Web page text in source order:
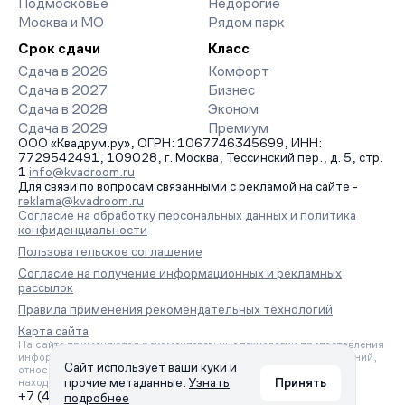
Подмосковье
Москва и МО
Недорогие
Рядом парк
Срок сдачи
Сдача в 2026
Сдача в 2027
Сдача в 2028
Сдача в 2029
Класс
Комфорт
Бизнес
Эконом
Премиум
ООО «Квадрум.ру», ОГРН: 1067746345699, ИНН:
7729542491, 109028, г. Москва, Тессинский пер., д. 5, стр.
1 info@kvadroom.ru
Для связи по вопросам связанными с рекламой на сайте -
reklama@kvadroom.ru
Согласие на обработку персональных данных и политика
конфиденциальности
Пользовательское соглашение
Согласие на получение информационных и рекламных
рассылок
Правила применения рекомендательных технологий
Карта сайта
На сайте применяются рекомендательные технологии предоставления
информации на основе сбора, систематизации и анализа сведений,
относящихся к предпочтениям пользователей сети «Интернет»,
находящихся на территории Российской Федерации.
+7 (495) 157-88-80
Сайт использует ваши куки и
прочие метаданные. Узнать
подробнее
Принять